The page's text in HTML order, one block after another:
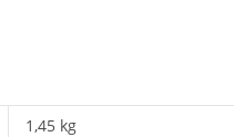
1,45 kg